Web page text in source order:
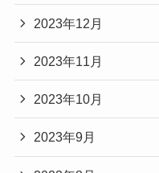
2023年12月
2023年11月
2023年10月
2023年9月